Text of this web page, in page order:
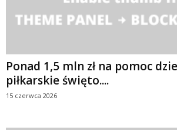
Ponad 1,5 mln zł na pomoc
piłkarskie święto....
15 czerwca 2026